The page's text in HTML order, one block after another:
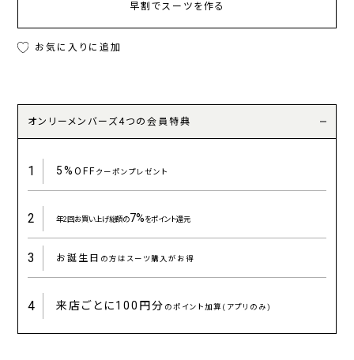
早割でスーツを作る
お気に入りに追加
オンリーメンバーズ4つの会員特典
1 5%OFFクーポンプレゼント
2 年2回お買い上げ総額の7%をポイント還元
3 お誕生日 の方はスーツ購入がお得
4 来店ごとに100円分 のポイント加算(アプリのみ)